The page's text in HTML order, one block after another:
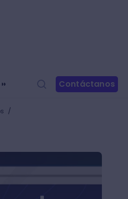
Contáctanos
/
personalizar Google Chrome